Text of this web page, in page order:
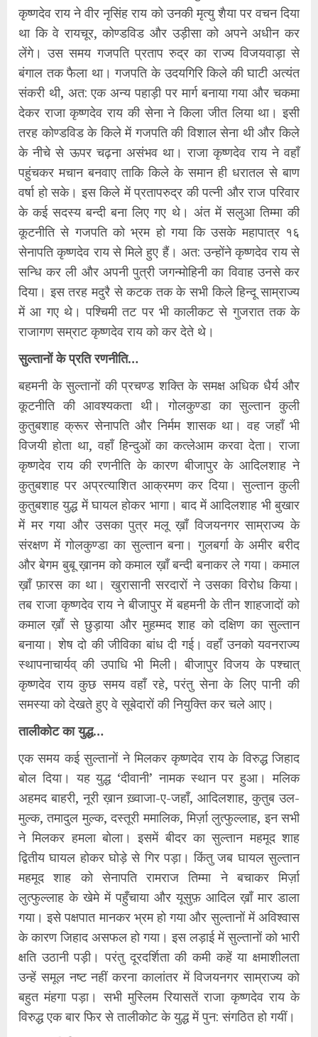
कृष्णदेव राय ने वीर नृसिंह राय को उनकी मृत्यु शैया पर वचन दिया
था कि वे रायचूर, कोण्डविड और उड़ीसा को अपने अधीन कर
लेंगे। उस समय गजपति प्रताप रुद्र का राज्य विजयवाड़ा से
बंगाल तक फैला था। गजपति के उदयगिरि किले की घाटी अत्यंत
संकरी थी, अत: एक अन्य पहाड़ी पर मार्ग बनाया गया और चकमा
देकर राजा कृष्णदेव राय की सेना ने किला जीत लिया था। इसी
तरह कोण्डविड के किले में गजपति की विशाल सेना थी और किले
के नीचे से ऊपर चढ़ना असंभव था। राजा कृष्णदेव राय ने वहाँ
पहुंचकर मचान बनवाए ताकि किले के समान ही धरातल से बाण
वर्षा हो सके। इस किले में प्रतापरुद्र की पत्नी और राज परिवार
के कई सदस्य बन्दी बना लिए गए थे। अंत में सलुआ तिम्मा की
कूटनीति से गजपति को भ्रम हो गया कि उसके महापात्र १६
सेनापति कृष्णदेव राय से मिले हुए हैं। अत: उन्होंने कृष्णदेव राय से
सन्धि कर ली और अपनी पुत्री जगन्मोहिनी का विवाह उनसे कर
दिया। इस तरह मदुरै से कटक तक के सभी किले हिन्दू साम्राज्य
में आ गए थे। पश्चिमी तट पर भी कालीकट से गुजरात तक के
राजागण सम्राट कृष्णदेव राय को कर देते थे।
सुल्तानों के प्रति रणनीति…
बहमनी के सुल्तानों की प्रचण्ड शक्ति के समक्ष अधिक धैर्य और
कूटनीति की आवश्यकता थी। गोलकुण्डा का सुल्तान कुली
कुतुबशाह क्रूर सेनापति और निर्मम शासक था। वह जहाँ भी
विजयी होता था, वहाँ हिन्दुओं का कत्लेआम करवा देता। राजा
कृष्णदेव राय की रणनीति के कारण बीजापुर के आदिलशाह ने
कुतुबशाह पर अप्रत्याशित आक्रमण कर दिया। सुल्तान कुली
कुतुबशाह युद्ध में घायल होकर भागा। बाद में आदिलशाह भी बुखार
में मर गया और उसका पुत्र मलू ख़ाँ विजयनगर साम्राज्य के
संरक्षण में गोलकुण्डा का सुल्तान बना। गुलबर्गा के अमीर बरीद
और बेगम बुबू ख़ानम को कमाल ख़ाँ बन्दी बनाकर ले गया। कमाल
ख़ाँ फ़ारस का था। खुरासानी सरदारों ने उसका विरोध किया।
तब राजा कृष्णदेव राय ने बीजापुर में बहमनी के तीन शाहजादों को
कमाल ख़ाँ से छुड़ाया और मुहम्मद शाह को दक्षिण का सुल्तान
बनाया। शेष दो की जीविका बांध दी गई। वहाँ उनको यवनराज्य
स्थापनाचार्यव् की उपाधि भी मिली। बीजापुर विजय के पश्चात्
कृष्णदेव राय कुछ समय वहाँ रहे, परंतु सेना के लिए पानी की
समस्या को देखते हुए वे सूबेदारों की नियुक्ति कर चले आए।
तालीकोट का युद्ध…
एक समय कई सुल्तानों ने मिलकर कृष्णदेव राय के विरुद्ध जिहाद
बोल दिया। यह युद्ध ‘दीवानी’ नामक स्थान पर हुआ। मलिक
अहमद बाहरी, नूरी ख़ान ख़्वाजा-ए-जहाँ, आदिलशाह, कुतुब उल-
मुल्क, तमादुल मुल्क, दस्तूरी ममालिक, मिर्ज़ा लुत्फुल्लाह, इन सभी
ने मिलकर हमला बोला। इसमें बीदर का सुल्तान महमूद शाह
द्वितीय घायल होकर घोड़े से गिर पड़ा। किंतु जब घायल सुल्तान
महमूद शाह को सेनापति रामराज तिम्मा ने बचाकर मिर्ज़ा
लुत्फुल्लाह के खेमे में पहुँचाया और यूसुफ़ आदिल ख़ाँ मार डाला
गया। इसे पक्षपात मानकर भ्रम हो गया और सुल्तानों में अविश्वास
के कारण जिहाद असफल हो गया। इस लड़ाई में सुल्तानों को भारी
क्षति उठानी पड़ी। परंतु दूरदर्शिता की कमी कहें या क्षमाशीलता
उन्हें समूल नष्ट नहीं करना कालांतर में विजयनगर साम्राज्य को
बहुत मंहगा पड़ा। सभी मुस्लिम रियासतें राजा कृष्णदेव राय के
विरुद्ध एक बार फिर से तालीकोट के युद्ध में पुन: संगठित हो गयीं।